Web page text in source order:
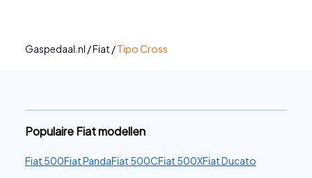
Gaspedaal.nl /Fiat /Tipo Cross
Populaire Fiat modellen
Fiat 500Fiat PandaFiat 500CFiat 500XFiat Ducato